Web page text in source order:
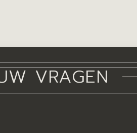
VRAGEN